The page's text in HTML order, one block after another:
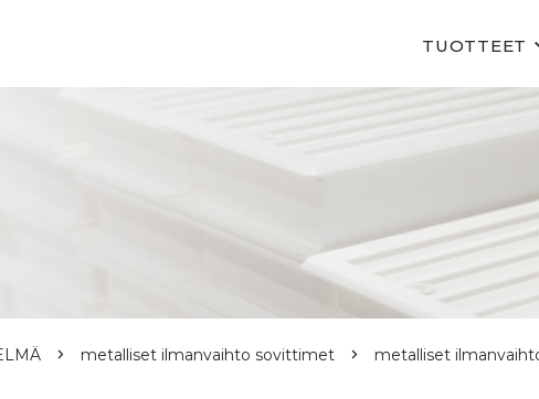
TUOTTEET
metalliset ilmanvaihto sovittimet metalliset